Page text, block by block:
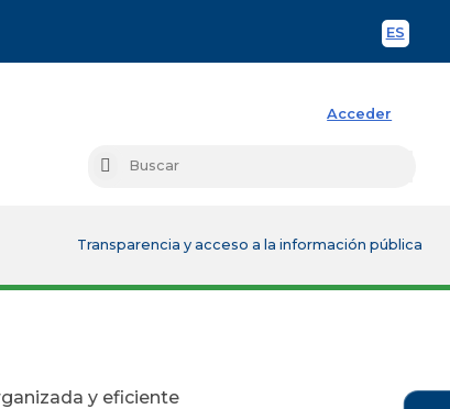
ES
Acceder
Buscar
Transparencia y acceso a la información pública
y eficiente